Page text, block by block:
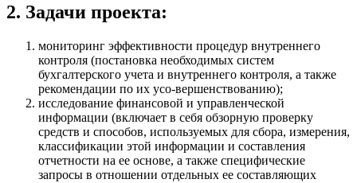
2. Задачи проекта:
мониторинг эффективности процедур внутреннего
контроля (постановка необходимых систем
бухгалтерского учета и внутреннего контроля, а также
рекомендации по их усо-вершенствованию);
исследование финансовой и управленческой
информации (включает в себя обзорную проверку
средств и способов, используемых для сбора, измерения,
классификации этой информации и составления
отчетности на ее основе, а также специфические
запросы в отношении отдельных ее составляющих